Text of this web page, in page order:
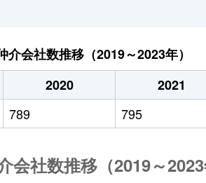
介会社数推移（2019～2023年）
2020
2021
789 795